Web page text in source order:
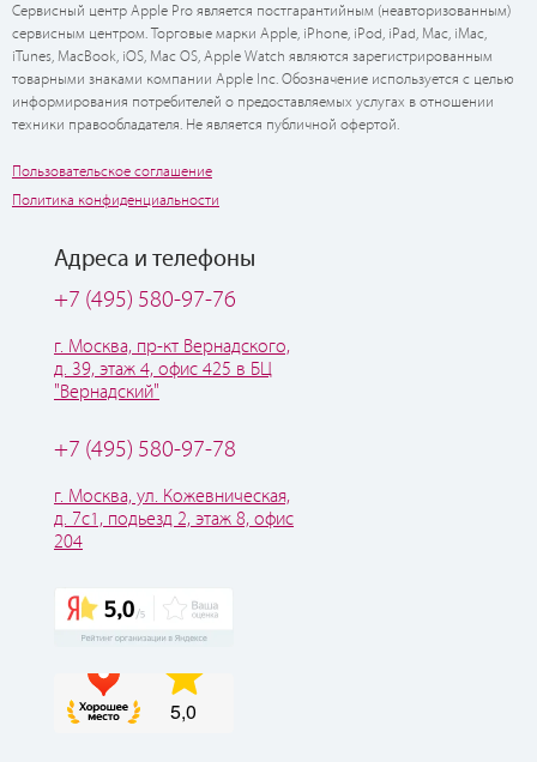
Сервисный центр Apple Pro является постгарантийным (неавторизованным)
сервисным центром. Торговые марки Apple, iPhone, iPod, iPad, Mac, iMac,
iTunes, MacBook, iOS, Mac OS, Apple Watch являются зарегистрированным
товарными знаками компании Apple Inc. Обозначение используется с целью
информирования потребителей о предоставляемых услугах в отношении
техники правообладателя. Не является публичной офертой.
Пользовательское соглашение
Политика конфиденциальности
Адреса и телефоны
+7 (495) 580-97-76
г. Москва, пр-кт Вернадского,
д. 39, этаж 4, офис 425 в БЦ
"Вернадский"
+7 (495) 580-97-78
г. Москва, ул. Кожевническая,
д. 7с1, подьезд 2, этаж 8, офис
204